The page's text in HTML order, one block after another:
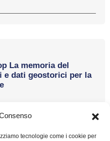
tecnologie come i cookie per
La memoria del
dati geostorici per la
e il programma dei